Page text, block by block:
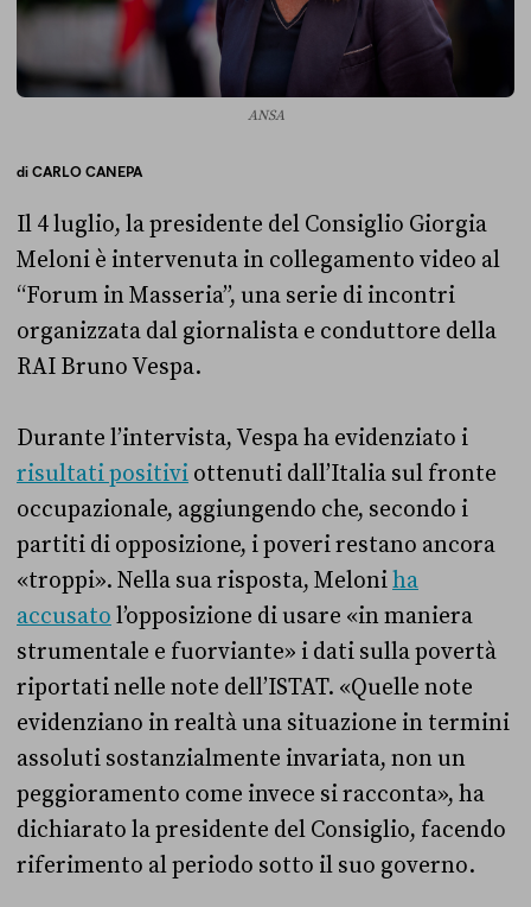
ANSA
diCARLO CANEPA
Il 4 luglio, la presidente del Consiglio Giorgia
Meloni è intervenuta in collegamento video al
“Forum in Masseria”, una serie di incontri
organizzata dal giornalista e conduttore della
RAI Bruno Vespa.
Durante l’intervista, Vespa ha evidenziato i
risultati positivi ottenuti dall’Italia sul fronte
occupazionale, aggiungendo che, secondo i
partiti di opposizione, i poveri restano ancora
«troppi». Nella sua risposta, Meloniha
accusato l’opposizione di usare «in maniera
strumentale e fuorviante» i dati sulla povertà
riportati nelle note dell’ISTAT. «Quelle note
evidenziano in realtà una situazione in termini
assoluti sostanzialmente invariata, non un
peggioramento come invece si racconta», ha
dichiarato la presidente del Consiglio, facendo
riferimento al periodo sotto il suo governo.